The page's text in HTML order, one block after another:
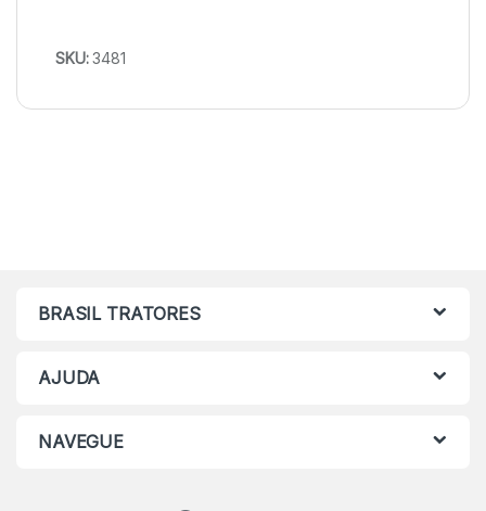
SKU:3481
BRASIL TRATORES
AJUDA
NAVEGUE